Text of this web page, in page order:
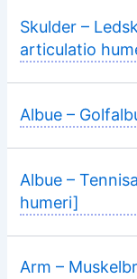
Skulder –
articulatio
Albue –
Albue –
humeri]
Arm –